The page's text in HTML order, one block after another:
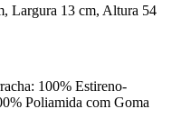
Largura 13 cm, Altura 54
100% Estireno-
Poliamida com Goma